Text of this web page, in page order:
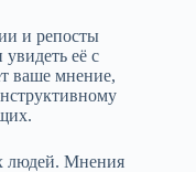
и репосты
её с
ваше мнение,
людей. Мнения